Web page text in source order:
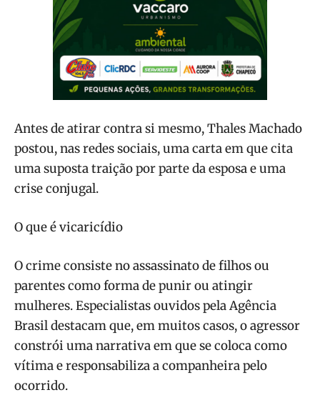
Antes de atirar contra si mesmo, Thales Machado
postou, nas redes sociais, uma carta em que cita
uma suposta traição por parte da esposa e uma
crise conjugal.
O que é vicaricídio
O crime consiste no assassinato de filhos ou
parentes como forma de punir ou atingir
mulheres. Especialistas ouvidos pela Agência
Brasil destacam que, em muitos casos, o agressor
constrói uma narrativa em que se coloca como
vítima e responsabiliza a companheira pelo
ocorrido.